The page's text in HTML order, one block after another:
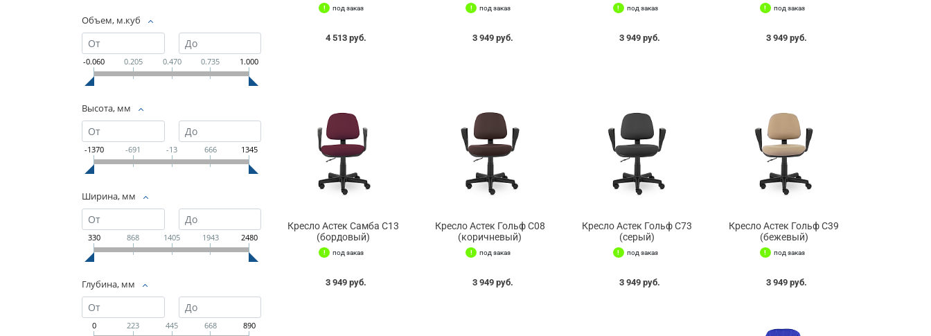
Объем, м.куб
-0.060 0.205 0.470 0.735 1.000
Высота, мм
-1370 -691 -13 666 1345
Ширина, мм
330 868 1405 1943 2480
Глубина, мм
0 223 445 668 890
под заказ
4 513 руб.
под заказ
3 949 руб.
под заказ
3 949 руб.
под заказ
3 949 руб.
Кресло Астек Самба С13
(бордовый)
под заказ
3 949 руб.
Кресло Астек Гольф С08
(коричневый)
под заказ
3 949 руб.
Кресло Астек Гольф С73
(серый)
под заказ
3 949 руб.
Кресло Астек Гольф С39
(бежевый)
под заказ
3 949 руб.